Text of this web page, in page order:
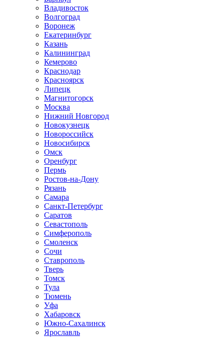
Владивосток
Волгоград
Воронеж
Екатеринбург
Казань
Калининград
Кемерово
Краснодар
Красноярск
Липецк
Магнитогорск
Москва
Нижний Новгород
Новокузнецк
Новороссийск
Новосибирск
Омск
Оренбург
Пермь
Ростов-на-Дону
Рязань
Самара
Санкт-Петербург
Саратов
Севастополь
Симферополь
Смоленск
Сочи
Ставрополь
Тверь
Томск
Тула
Тюмень
Уфа
Хабаровск
Южно-Сахалинск
Ярославль